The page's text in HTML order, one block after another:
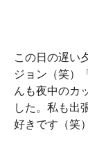
この日の遅い
ジョン（笑）
んも夜中のカ
した。私も出
好きです（笑）